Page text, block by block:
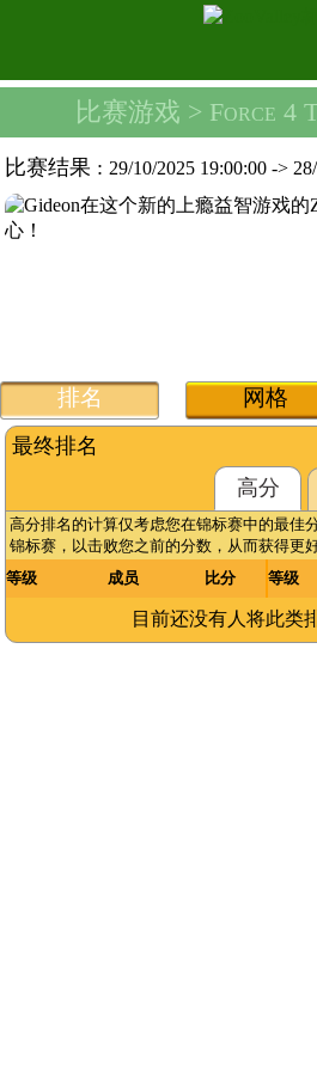
比赛游戏 > Force 4
比赛结果 :29/10/2025 19:00:00 ->
排名 网格
最终排名
高分
高分排名的计算仅考虑您在锦标赛中的最佳
锦标赛，以击败您之前的分数，从而获得更好
等级
成员 比分 等级
目前还没有人将此类